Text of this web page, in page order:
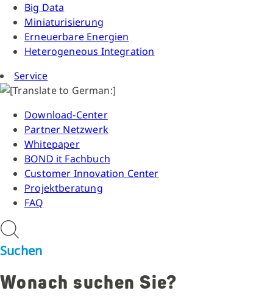
Big Data
Miniaturisierung
Erneuerbare Energien
Heterogeneous Integration
Service
Download-Center
Partner Netzwerk
Whitepaper
BOND it Fachbuch
Customer Innovation Center
Projektberatung
FAQ
Suchen
Wonach suchen Sie?